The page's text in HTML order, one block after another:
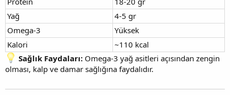
Yağ
4-5 gr
Omega-3
Yüksek
Kalori
~110 kcal
Sağlık Faydaları: Omega-3 yağ asitleri açısından zengin
olması, kalp ve damar sağlığına faydalıdır.